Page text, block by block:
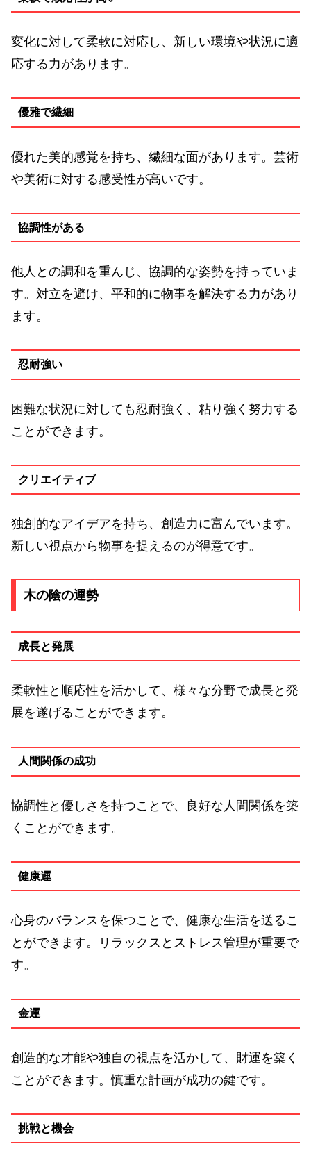
変化に対して柔軟に対応し、新しい環境や状況に適
応する力があります。
優雅で繊細
優れた美的感覚を持ち、繊細な面があります。芸術
や美術に対する感受性が高いです。
協調性がある
他人との調和を重んじ、協調的な姿勢を持っていま
す。対立を避け、平和的に物事を解決する力があり
ます。
忍耐強い
困難な状況に対しても忍耐強く、粘り強く努力する
ことができます。
クリエイティブ
独創的なアイデアを持ち、創造力に富んでいます。
新しい視点から物事を捉えるのが得意です。
木の陰の運勢
成長と発展
柔軟性と順応性を活かして、様々な分野で成長と発
展を遂げることができます。
人間関係の成功
協調性と優しさを持つことで、良好な人間関係を築
くことができます。
健康運
心身のバランスを保つことで、健康な生活を送るこ
とができます。リラックスとストレス管理が重要で
す。
金運
創造的な才能や独自の視点を活かして、財運を築く
ことができます。慎重な計画が成功の鍵です。
挑戦と機会